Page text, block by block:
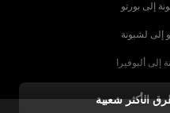
إلى بورتو
إلى لشبونة
ألبوفيرا
إلى لشبونة
الأكثر شعبية